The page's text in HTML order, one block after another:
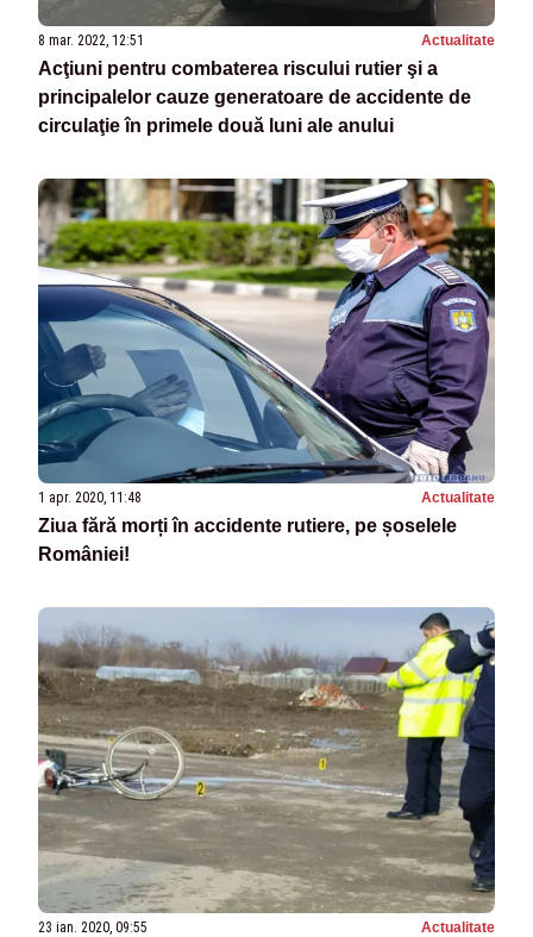
8 mar. 2022, 12:51 Actualitate
Acţiuni pentru combaterea riscului rutier şi a
principalelor cauze generatoare de accidente de
circulaţie în primele două luni ale anului
1 apr. 2020, 11:48 Actualitate
Ziua fără morți în accidente rutiere, pe șoselele
României!
23 ian. 2020, 09:55 Actualitate